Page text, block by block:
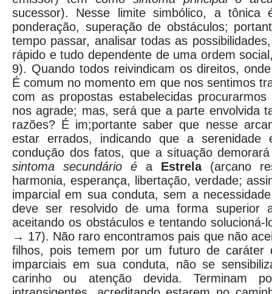
sucessor). Nesse limite simbólico, a tônica
ponderação, superação de obstáculos;
tempo passar, analisar todas as
rápido e tudo dependente de uma ordem
9). Quando todos reivindicam os direitos,
É comum no momento em que nos sentimos
com as propostas estabelecidas
nos agrade; mas, será que a parte envolvida
razões? É im;portante saber que nesse
estar errados, indicando que a serenidade
condução dos fatos, que a situação
sintoma secundário é a Estrela
(arcano
harmonia, esperança, libertação, verdade;
imparcial em sua conduta, sem a
deve ser resolvido de uma forma superior
aceitando os obstáculos e tentando solucioná-
→ 17). Não raro encontramos pais que não
filhos, pois temem por um futuro de caráter
imparciais em sua conduta, não se
carinho ou atenção devida. Terminam